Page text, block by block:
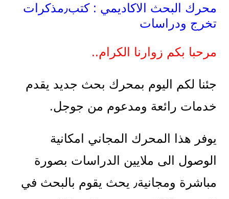
محرك البحث الاكاديمي : كتب٫مذكرات
تخرج ودراسات
مرحبا بكم زوارنا الكرام..
جئنا لكم اليوم بمحرك بحث جديد يقدم
خدمات رائعة ومدعوم من جوجل.
يوفر هذا المحرك المجاني امكانية
الوصول الى ملايين الدراسات بصورة
مباشرة ومجانية٫ يحث يقوم بالبحث في